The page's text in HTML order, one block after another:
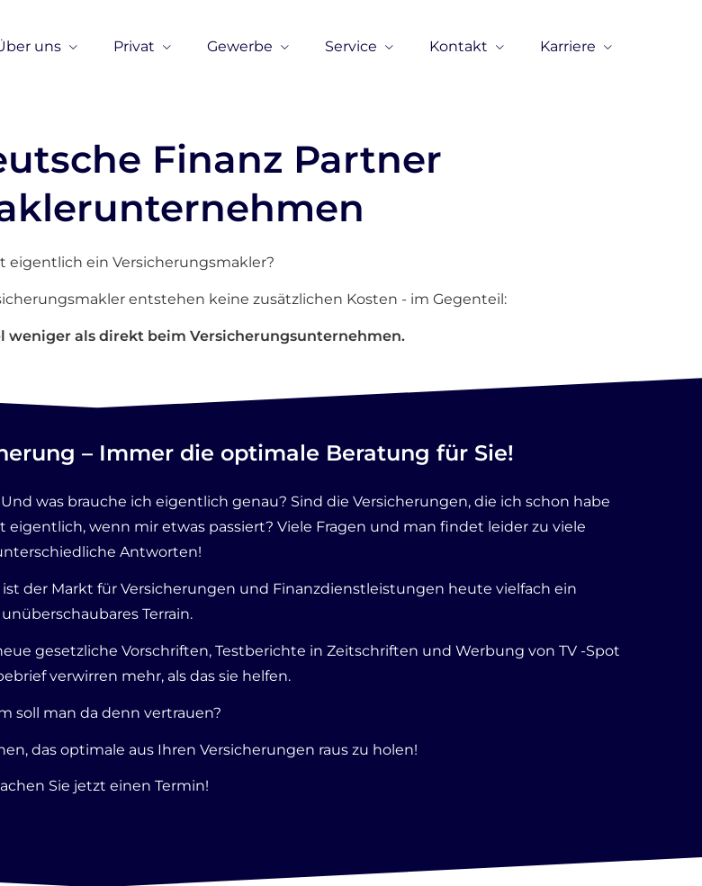
uns Privat Gewerbe Service Kontakt Karriere
Finanz Partner
eigentlich ein Ver­sicherungs­makler?
entstehen keine zusätzlichen Kosten - im Gegenteil:
weniger als direkt beim Ver­si­che­rungs­un­ter­neh­men.
– Immer die optimale Beratung für Sie!
was brauche ich eigentlich genau? Sind die Versicherungen, die ich schon habe
wenn mir etwas passiert? Viele Fragen und man findet leider zu viele
Antworten!
der Markt für Versicherungen und Finanzdienstleistungen heute vielfach ein
unüberschaubares Terrain.
gesetzliche Vorschriften, Testberichte in Zeitschriften und Werbung von TV -Spot
verwirren mehr, als das sie helfen.
soll man da denn vertrauen?
das optimale aus Ihren Versicherungen raus zu holen!
Sie jetzt einen Termin!